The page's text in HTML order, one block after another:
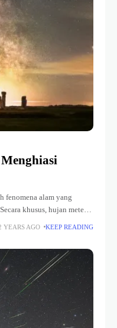
fenomena alam yang
khusus, hujan meteor
perhatian para pengamat
YEARS AGO KEEP READING